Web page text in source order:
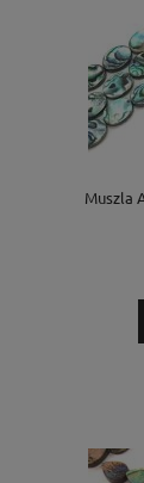
Muszla